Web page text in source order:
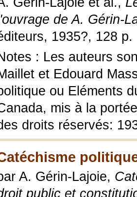
de A. Gérin-
1935?, 128
: Les auteurs
et Edouard
ou Eléments
mis à la
droits réservés:
A. Gérin-Lajoie,
public et